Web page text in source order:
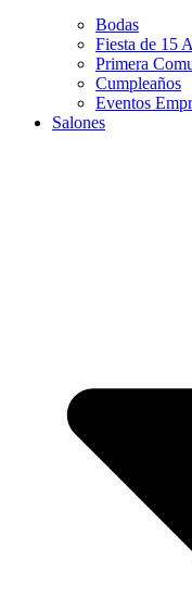
Bodas
Fiesta de 15
Primera
Cumpleaños
Eventos
Salones